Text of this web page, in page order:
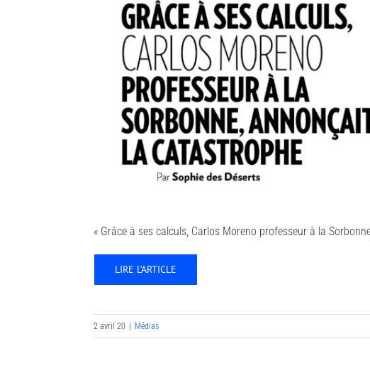
« Grâce à ses calculs, Carlos Moreno professeur à la
LIRE L’ARTICLE
2 avril 20 | Médias